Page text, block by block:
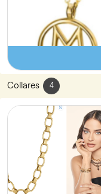
Collares 4